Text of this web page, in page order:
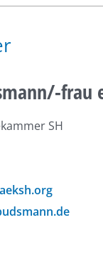
frau
SH